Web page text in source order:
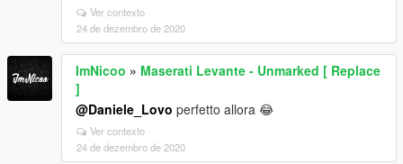
Ver contexto
24 de dezembro de 2020
ImNicoo » Maserati Levante - Unmarked [ Replace
]
@Daniele_Lovo perfetto allora 😂
Ver contexto
24 de dezembro de 2020